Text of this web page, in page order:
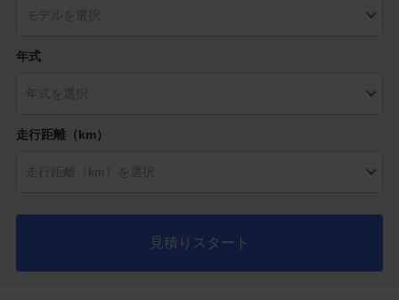
年式
走行距離（km）
見積りスタート